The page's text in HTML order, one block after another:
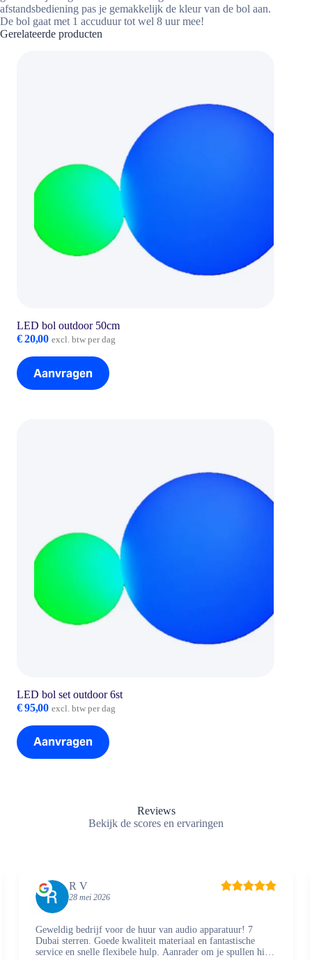
afstandsbediening pas je gemakkelijk de kleur van de bol aan.
De bol gaat met 1 accuduur tot wel 8 uur mee!
Gerelateerde producten
LED bol outdoor 50cm
€20,00 excl. btw per dag
Aanvragen
LED bol set outdoor 6st
€95,00 excl. btw per dag
Aanvragen
Reviews
Bekijk de scores en ervaringen
R V
28 mei 2026
Geweldig bedrijf voor de huur van audio apparatuur! 7
Dubai sterren. Goede kwaliteit materiaal en fantastische
service en snelle flexibele hulp. Aanrader om je spullen hier